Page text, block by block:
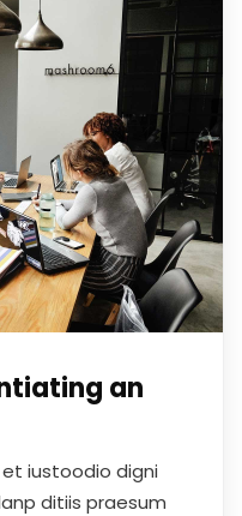
an
iustoodio digni
ditiis praesum